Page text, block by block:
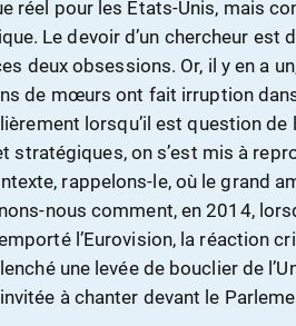
réel pour les Etats-Unis, mais
Le devoir d’un chercheur est
deux obsessions. Or, il y en a
de mœurs ont fait irruption
lorsqu’il est question de
stratégiques, on s’est mis à
rappelons-le, où le grand
nous comment, en 2014,
l’Eurovision, la réaction
une levée de bouclier de
à chanter devant le